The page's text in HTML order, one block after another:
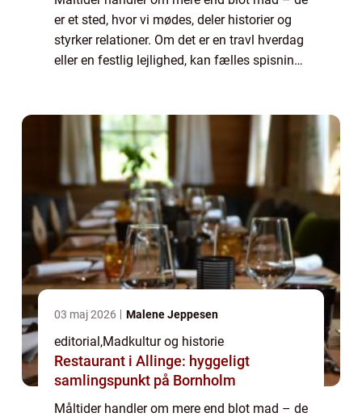
er et sted, hvor vi mødes, deler historier og
styrker relationer. Om det er en travl hverdag
eller en festlig lejlighed, kan fælles spisning
03 maj 2026 Malene Jeppesen
editorial,Madkultur og historie
Restaurant i Allinge: hyggeligt
samlingspunkt på Bornholm
Måltider handler om mere end blot mad – de